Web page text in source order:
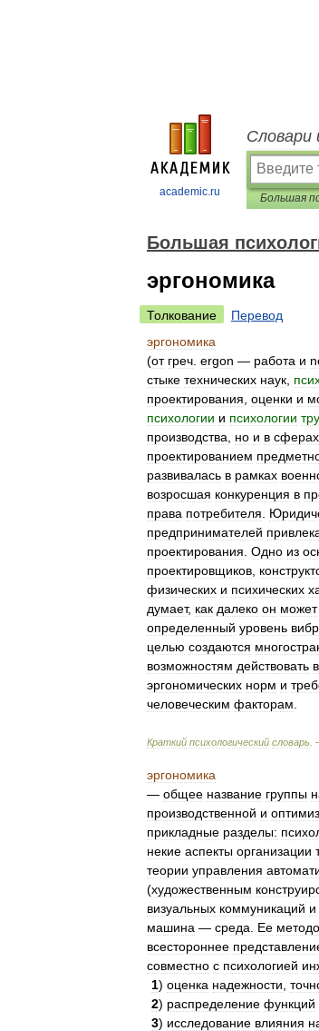
academic.ru
Словари
Большая
эргономика
Толкование
Перевод
эргономика
(от греч ergon — работа и
стыке технических наук
проектирования оценки и
психологии и психологии
производства
но и в сферах
проектированием
развивалась в рамках
возросшая конкуренция в
права потребителя
предпринимателей
проектирования Одно из
проектировщиков
физических и психических
думает, как далеко он может
определенный уровень
целью создаются
возможностям действовать в
эргономических норм и
человеческим факторам
Краткий психологический словарь
эргономика
— общее название группы
производственной и
прикладные разделы:
некие аспекты организации
теории управления
(художественным
визуальных коммуникаций и
машина — среда Ее
всестороннее
совместно с психологией
1) оценка надежности
2) распределение функций
3) исследование влияния